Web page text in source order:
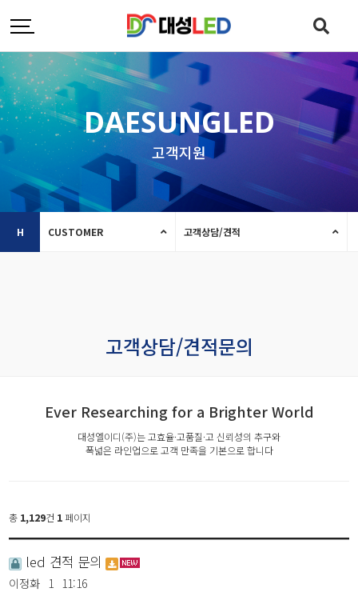
DAESUNGLED
고객지원
H CUSTOMER 고객상담/견적
고객상담/견적문의
Ever Researching for a Brighter World
대성엘이디(주)는 고효율·고품질·고 신뢰성의 추구와
폭넓은 라인업으로 고객 만족을 기본으로 합니다
총 1,129건 1 페이지
led 견적 문의
이정화 1 11:16